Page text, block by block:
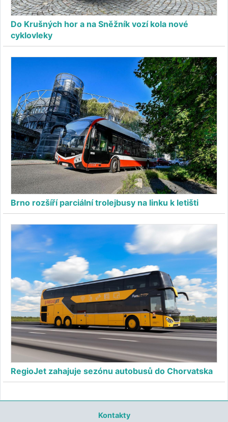
Do Krušných hor a na Sněžník vozí kola nové
cyklovleky
Brno rozšíří parciální trolejbusy na linku k letišti
RegioJet zahajuje sezónu autobusů do Chorvatska
Kontakty